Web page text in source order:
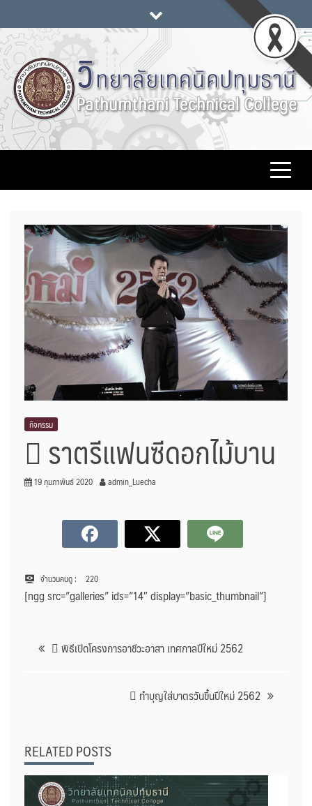
to
content
วิทยาลัยเทคนิคปทุมธานี
www.pttc.ac.th
กิจกรรม
ราตรีแฟนซีดอกไม้บาน
19 กุมภาพันธ์ 2020 admin_Luecha
จำนวนคนดู : 220
[ngg src=”galleries” ids=”14″ display=”basic_thumbnail”]
แนะแนวพิธีเปิดโครงการอาชีวะอาสา เทศกาลปีใหม่ 2562
ทำบุญใส่บาตรวันขึ้นปีใหม่ 2562
RELATED POSTS